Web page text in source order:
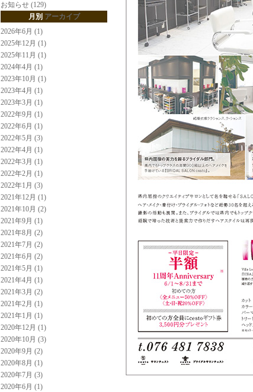
お知らせ (129)
月別 アーカイブ
2026年6月 (1)
2025年12月 (1)
2025年11月 (1)
2024年4月 (1)
2023年10月 (1)
2023年4月 (1)
2023年3月 (1)
2022年9月 (1)
2022年6月 (1)
2022年5月 (3)
2022年4月 (1)
2022年3月 (1)
2022年2月 (1)
2022年1月 (3)
2021年12月 (1)
2021年10月 (2)
2021年9月 (1)
2021年8月 (2)
2021年7月 (2)
2021年6月 (2)
2021年5月 (1)
2021年4月 (1)
2021年3月 (2)
2021年2月 (1)
2021年1月 (1)
2020年12月 (1)
2020年10月 (3)
2020年9月 (2)
2020年8月 (1)
2020年7月 (3)
2020年6月 (1)